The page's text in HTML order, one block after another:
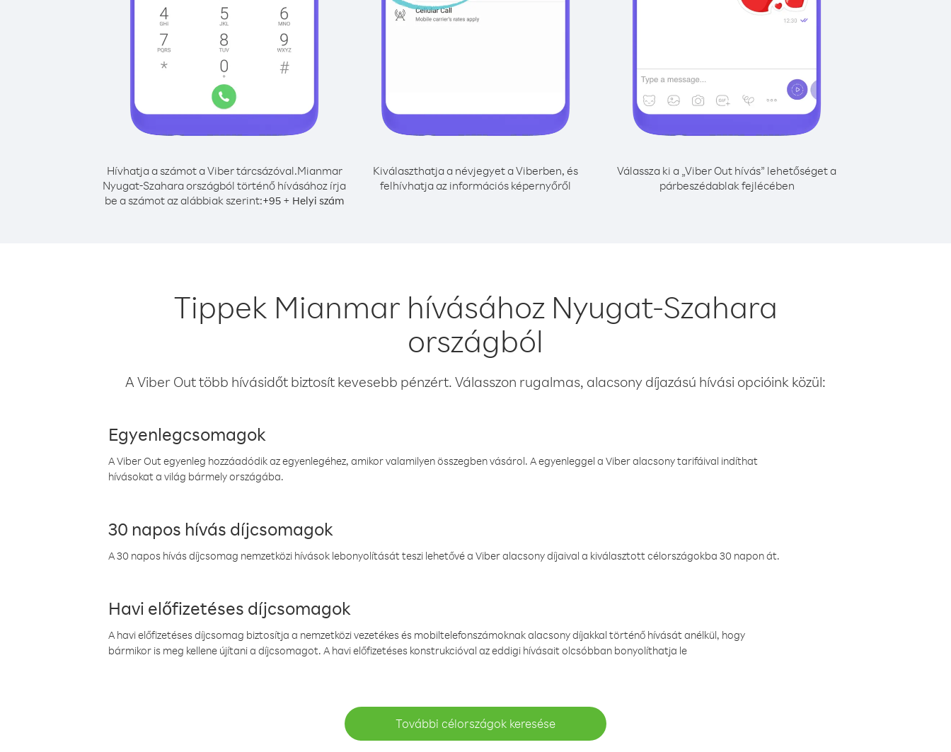
Hívhatja a számot a Viber tárcsázóval.Mianmar
Nyugat-Szahara országból történő hívásához írja
be a számot az alábbiak szerint:+95 + Helyi szám
Kiválaszthatja a névjegyet a Viberben, és
felhívhatja az információs képernyőről
Válassza ki a „Viber Out hívás” lehetőséget a
párbeszédablak fejlécében
Tippek Mianmar hívásához Nyugat-Szahara
országból
A Viber Out több hívásidőt biztosít kevesebb pénzért. Válasszon rugalmas, alacsony díjazású hívási opcióink közül:
Egyenlegcsomagok
A Viber Out egyenleg hozzáadódik az egyenlegéhez, amikor valamilyen összegben vásárol. A egyenleggel a Viber alacsony tarifáival indíthat
hívásokat a világ bármely országába.
30 napos hívás díjcsomagok
A 30 napos hívás díjcsomag nemzetközi hívások lebonyolítását teszi lehetővé a Viber alacsony díjaival a kiválasztott célországokba 30 napon át.
Havi előfizetéses díjcsomagok
A havi előfizetéses díjcsomag biztosítja a nemzetközi vezetékes és mobiltelefonszámoknak alacsony díjakkal történő hívását anélkül, hogy
bármikor is meg kellene újítani a díjcsomagot. A havi előfizetéses konstrukcióval az eddigi hívásait olcsóbban bonyolíthatja le
További célországok keresése